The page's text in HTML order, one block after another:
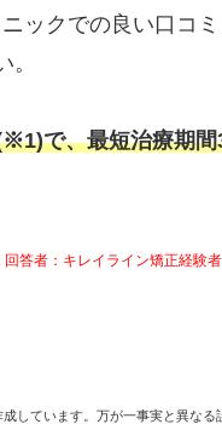
ックでの良い口コ
で、最短治療期
答者：キレイライン矯正経験
成しています。万が一事実と異な